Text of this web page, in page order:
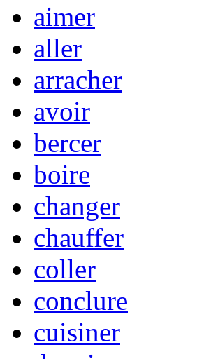
aimer
aller
arracher
avoir
bercer
boire
changer
chauffer
coller
conclure
cuisiner